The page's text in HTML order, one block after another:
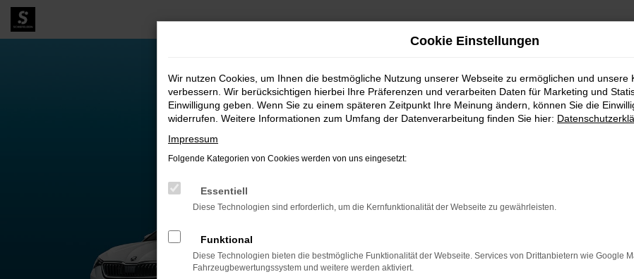
Zum
Hauptinhalt
Cookie Einstellungen
Wir nutzen Cookies, um Ihnen die bestmögliche Nutzung unserer Webseite zu ermöglichen und unsere
verbessern. Wir berücksichtigen hierbei Ihre Präferenzen und verarbeiten Daten für Marketing und
Einwilligung geben. Wenn Sie zu einem späteren Zeitpunkt Ihre Meinung ändern, können Sie die
widerrufen. Weitere Informationen zum Umfang der Datenverarbeitung finden Sie hier:
Impressum
Folgende Kategorien von Cookies werden von uns eingesetzt:
Essentiell
Diese Technologien sind erforderlich, um die Kernfunktionalität der Webseite zu gewährleisten.
Funktional
Diese Technologien bieten die bestmögliche Funktionalität der Webseite. Services von Drittanbietern wie Google
Fahrzeugbewertungssystem und weitere werden aktiviert.